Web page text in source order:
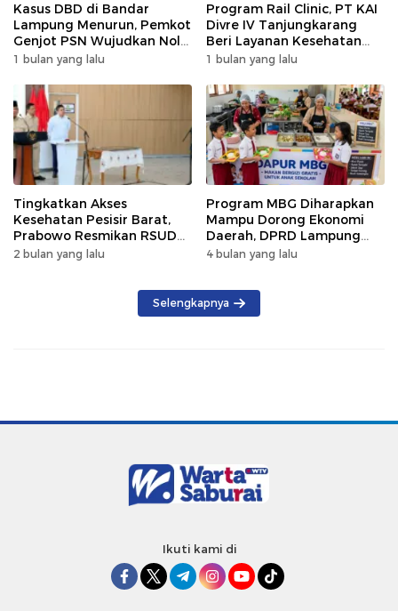
Kasus DBD di Bandar
Lampung Menurun, Pemkot
Genjot PSN Wujudkan Nol
Kematian
1 bulan yang lalu
Program Rail Clinic, PT KAI
Divre IV Tanjungkarang
Beri Layanan Kesehatan
Gratis 250 Warga
1 bulan yang lalu
Tingkatkan Akses
Kesehatan Pesisir Barat,
Prabowo Resmikan RSUD
KH Muhammad Thohir
2 bulan yang lalu
Program MBG Diharapkan
Mampu Dorong Ekonomi
Daerah, DPRD Lampung
Tekankan Pemanfaatan
4 bulan yang lalu
Selengkapnya
Ikuti kami di